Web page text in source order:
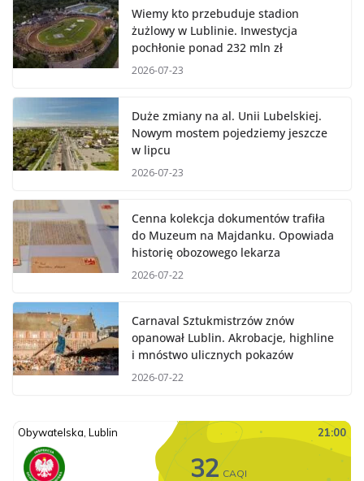
Wiemy kto przebuduje stadion
żużlowy w Lublinie. Inwestycja
pochłonie ponad 232 mln zł
2026-07-23
Duże zmiany na al. Unii Lubelskiej.
Nowym mostem pojedziemy jeszcze
w lipcu
2026-07-23
Cenna kolekcja dokumentów trafiła
do Muzeum na Majdanku. Opowiada
historię obozowego lekarza
2026-07-22
Carnaval Sztukmistrzów znów
opanował Lublin. Akrobacje, highline
i mnóstwo ulicznych pokazów
2026-07-22